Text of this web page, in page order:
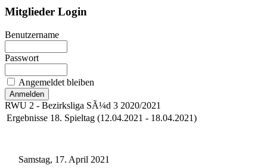
Mitglieder Login
Benutzername
Passwort
Angemeldet bleiben
RWU 2 - Bezirksliga SÃ¼d 3 2020/2021
Ergebnisse 18. Spieltag (12.04.2021 - 18.04.2021)
Samstag, 17. April 2021